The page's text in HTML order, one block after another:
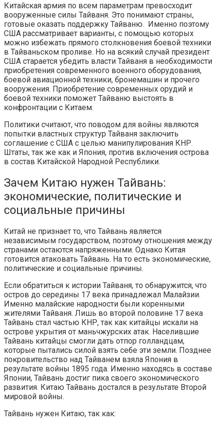
Китайская армия по всем параметрам превосходит
вооруженные силы Тайваня. Это понимают страны,
готовые оказать поддержку Тайваню. Именно поэтому
США рассматривает варианты, с помощью которых
можно избежать прямого столкновения боевой техники
в Тайваньском проливе. Но на всякий случай президент
США старается убедить власти Тайваня в необходимости
приобретения современного военного оборудования,
боевой авиационной техники, бронемашин и прочего
вооружения. Приобретение современных орудий и
боевой техники поможет Тайваню выстоять в
конфронтации с Китаем.
Политики считают, что поводом для войны являются
попытки властных структур Тайваня заключить
соглашение с США с целью манипулирования КНР.
Штаты, так же как и Япония, против включения острова
в состав Китайской Народной Республики.
Зачем Китаю нужен Тайвань:
экономические, политические и
социальные причины
Китай не признает то, что Тайвань является
независимым государством, поэтому отношения между
странами остаются напряженными. Однако Китая
готовится атаковать Тайвань. На то есть экономические,
политические и социальные причины.
Если обратиться к истории Тайваня, то обнаружится, что
остров до середины 17 века принадлежал Малайзии.
Именно малайские народности были коренными
жителями Тайваня. Лишь во второй половине 17 века
Тайвань стал частью КНР, так как китайцы искали на
острове укрытия от маньчжурских атак. Населившие
Тайвань китайцы смогли дать отпор голландцам,
которые пытались силой взять себе эти земли. Позднее
покровительство над Тайванем взяла Япония в
результате войны 1895 года. Именно находясь в составе
Японии, Тайвань достиг пика своего экономического
развития. Китаю Тайвань достался в результате Второй
мировой войны.
Тайвань нужен Китаю, так как: